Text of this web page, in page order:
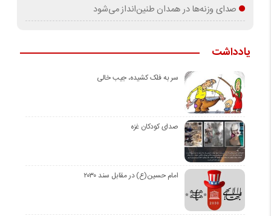
صدای وزنه‌ها در همدان طنین‌انداز می‌شود
یادداشت
سر به فلک کشیده، جیب خالی
صدای کودکان غزه
امام حسین(ع) در مقابل سند ۲۰۳۰